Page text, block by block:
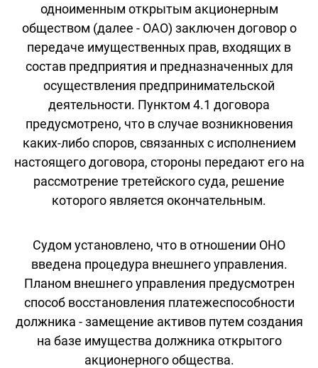
одноименным открытым акционерным
обществом (далее - ОАО) заключен договор о
передаче имущественных прав, входящих в
состав предприятия и предназначенных для
осуществления предпринимательской
деятельности. Пунктом 4.1 договора
предусмотрено, что в случае возникновения
каких-либо споров, связанных с исполнением
настоящего договора, стороны передают его на
рассмотрение третейского суда, решение
которого является окончательным.
Судом установлено, что в отношении ОНО
введена процедура внешнего управления.
Планом внешнего управления предусмотрен
способ восстановления платежеспособности
должника - замещение активов путем создания
на базе имущества должника открытого
акционерного общества.